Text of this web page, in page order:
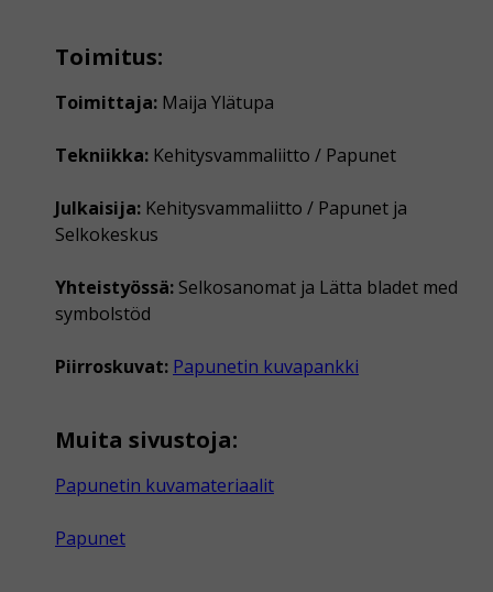
Toimitus:
Toimittaja: Maija Ylätupa
Tekniikka: Kehitysvammaliitto / Papunet
Julkaisija: Kehitysvammaliitto / Papunet ja
Selkokeskus
Yhteistyössä: Selkosanomat ja Lätta bladet med
symbolstöd
Piirroskuvat: Papunetin kuvapankki
Muita sivustoja:
Papunetin kuvamateriaalit
Papunet